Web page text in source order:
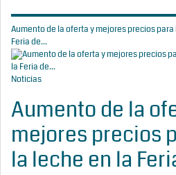
Aumento de la oferta y mejores precios para
Feria de...
Noticias
Aumento de la
mejores precios
la leche en la